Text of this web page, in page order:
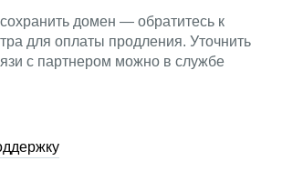
домен — обратитесь к
для оплаты продления. Уточнить
с партнером можно в службе